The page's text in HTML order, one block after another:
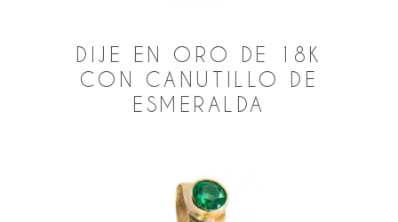
DIJE EN ORO DE 18K
CON CANUTILLO DE
ESMERALDA